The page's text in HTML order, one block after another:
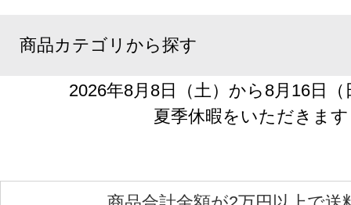
商品カテゴリから探す
2026年8月8日（土）から8月16日
夏季休暇をいただきます